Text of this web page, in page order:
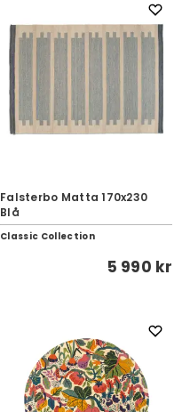
Falsterbo Matta 170x230
Blå
Classic Collection
5 990 kr